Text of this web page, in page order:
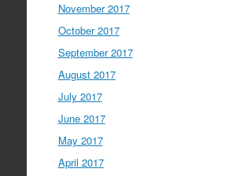
November 2017
October 2017
September 2017
August 2017
July 2017
June 2017
May 2017
April 2017